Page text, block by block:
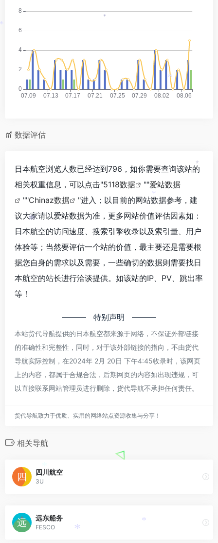
数据评估
日本航空浏览人数已经达到796，如你需要查询该站的
相关权重信息，可以点击"5118数据 ""爱站数据
""Chinaz数据
"进入；以目前的网站数据参考，建
议大家请以爱站数据为准，更多网站价值评估因素如：
日本航空的访问速度、搜索引擎收录以及索引量、用户
体验等；当然要评估一个站的价值，最主要还是需要根
据您自身的需求以及需要，一些确切的数据则需要找日
本航空的站长进行洽谈提供。如该站的IP、PV、跳出率
等！
特别声明
本站货代导航提供的日本航空都来源于网络，不保证外部链接
的准确性和完整性，同时，对于该外部链接的指向，不由货代
导航实际控制，在2024年 2月 20日 下午4:45收录时，该网页
上的内容，都属于合规合法，后期网页的内容如出现违规，可
以直接联系网站管理员进行删除，货代导航不承担任何责任。
货代导航致力于优质、实用的网络站点资源收集与分享！
相关导航
四川航空
3U
远东船务
FESCO
*
*
*
*
*